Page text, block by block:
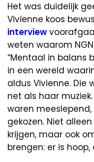
Het was duidelijk
Vivienne koos
interview
weten waarom
“Mentaal in balans
in een wereld
aldus Vivienne. Die
net als haar
waren
gekozen. Niet
krijgen, maar ook
brengen: er is hoop,